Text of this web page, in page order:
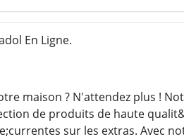
En Ligne.
maison ? N'attendez plus !
de produits de haute
sur les extras. Avec